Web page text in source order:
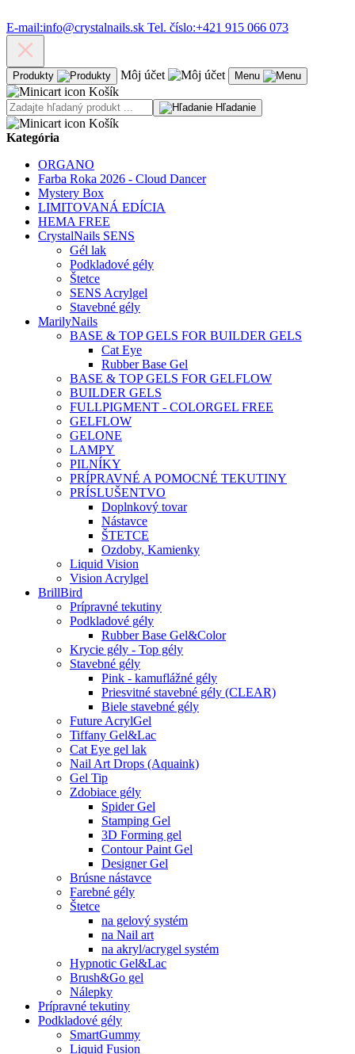
E-mail:info@crystalnails.sk Tel. číslo:+421 915 066 073
Produkty Môj účet Menu
Košík
Hľadanie
Košík
Kategória
ORGANO
Farba Roka 2026 - Cloud Dancer
Mystery Box
LIMITOVANÁ EDÍCIA
HEMA FREE
CrystalNails SENS
Gél lak
Podkladové gély
Štetce
SENS Acrylgel
Stavebné gély
MarilyNails
BASE & TOP GELS FOR BUILDER GELS
Cat Eye
Rubber Base Gel
BASE & TOP GELS FOR GELFLOW
BUILDER GELS
FULLPIGMENT - COLORGEL FREE
GELFLOW
GELONE
LAMPY
PILNÍKY
PRÍPRAVNÉ A POMOCNÉ TEKUTINY
PRÍSLUŠENTVO
Doplnkový tovar
Nástavce
ŠTETCE
Ozdoby, Kamienky
Liquid Vision
Vision Acrylgel
BrillBird
Prípravné tekutiny
Podkladové gély
Rubber Base Gel&Color
Krycie gély - Top gély
Stavebné gély
Pink - kamuflážné gély
Priesvitné stavebné gély (CLEAR)
Biele stavebné gély
Future AcrylGel
Tiffany Gel&Lac
Cat Eye gel lak
Nail Art Drops (Aquaink)
Gel Tip
Zdobiace gély
Spider Gel
Stamping Gel
3D Forming gel
Contour Paint Gel
Designer Gel
Brúsne nástavce
Farebné gély
Štetce
na gelový systém
na Nail art
na akryl/acrygel systém
Hypnotic Gel&Lac
Brush&Go gel
Nálepky
Prípravné tekutiny
Podkladové gély
SmartGummy
Liquid Fusion